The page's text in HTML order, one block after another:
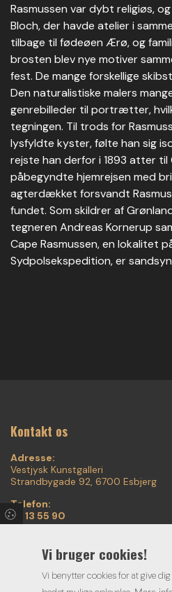
Rasmussen var dybt religiøs,
Bloch, der havde atelier i
tilbage til fødeøen Ærø, og
brosten blev nye motiver
fest. De mange forskellige
Den naturalistiske malers
genrebilleder til portrætter,
tegningen. Til trods for
lysfyldte kyster, følte han sig
rejste han derfor i 1893 atter
påbegyndte hjemrejsen med
agterdækket forsvandt
fundet. Som skildrer af
tegneren Andreas Kornerup
Cape Rasmussen, en lokalitet
Sydpolsekspedition, er
Kontakt os
Adresse:
Vestjysk Kunstgalleri
Strandbygade 92, 6700 Esbjerg
Telefon:
75 13 55 90
20 87 55 90
voigt.finearts@mail.tele.dk
Vi bruger cookies!
Vi benytter cookies for at give